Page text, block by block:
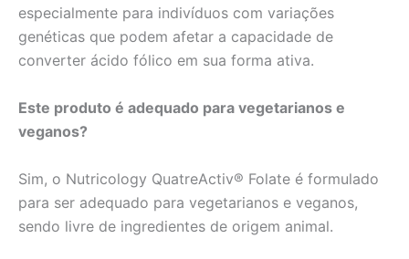
especialmente para indivíduos com variações
genéticas que podem afetar a capacidade de
converter ácido fólico em sua forma ativa.
Este produto é adequado para vegetarianos e
veganos?
Sim, o Nutricology QuatreActiv® Folate é formulado
para ser adequado para vegetarianos e veganos,
sendo livre de ingredientes de origem animal.